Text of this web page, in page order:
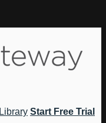
Library Start Free Trial